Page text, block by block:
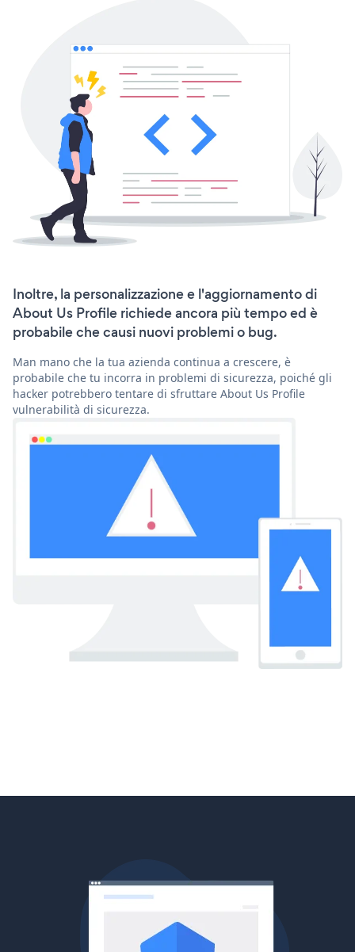
Inoltre, la personalizzazione e l'aggiornamento di
About Us Profile richiede ancora più tempo ed è
probabile che causi nuovi problemi o bug.
Man mano che la tua azienda continua a crescere, è
probabile che tu incorra in problemi di sicurezza, poiché gli
hacker potrebbero tentare di sfruttare About Us Profile
vulnerabilità di sicurezza.